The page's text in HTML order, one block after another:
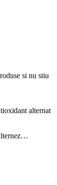
si nu stiu
alternat